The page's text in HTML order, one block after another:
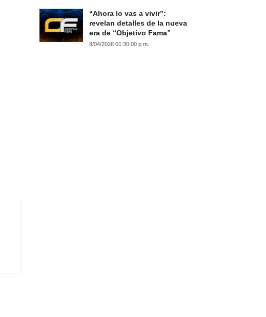
“Ahora lo vas a vivir”:
revelan detalles de la nueva
era de “Objetivo Fama”
8/04/2026 01:30:00 p.m.